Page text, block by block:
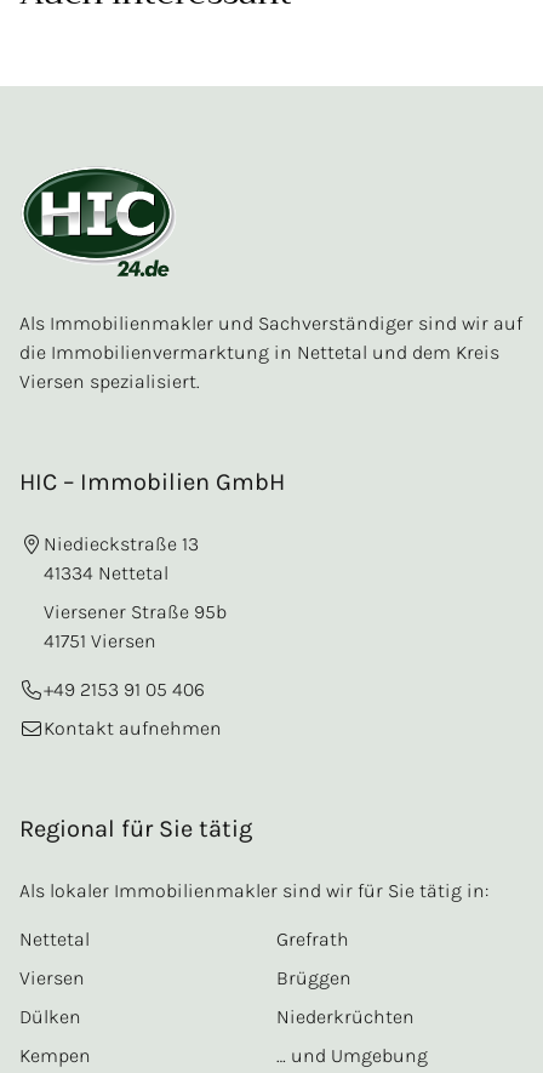
Als Immobilienmakler und Sachverständiger sind wir auf
die Immobilienvermarktung in Nettetal und dem Kreis
Viersen spezialisiert.
HIC – Immobilien GmbH
Niedieckstraße 13
41334 Nettetal
Viersener Straße 95b
41751 Viersen
+49 2153 91 05 406
Kontakt aufnehmen
Regional für Sie tätig
Als lokaler Immobilienmakler sind wir für Sie tätig in:
Nettetal
Viersen
Dülken
Kempen
Grefrath
Brüggen
Niederkrüchten
… und Umgebung